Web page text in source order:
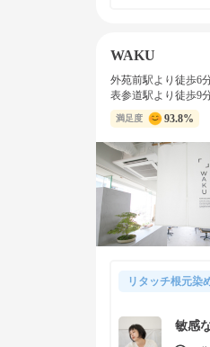
WAKU
外苑前駅より徒歩6
表参道駅より徒歩9
満足度 93.8%
リタッチ根元染
敏感